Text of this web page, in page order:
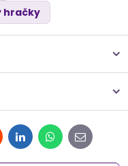
hračky
LinkedInWhatsApp
E-
mail